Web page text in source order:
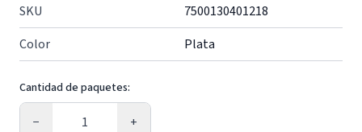
SKU
7500130401218
Color
Plata
Cantidad de paquetes:
−
Cantidad
+